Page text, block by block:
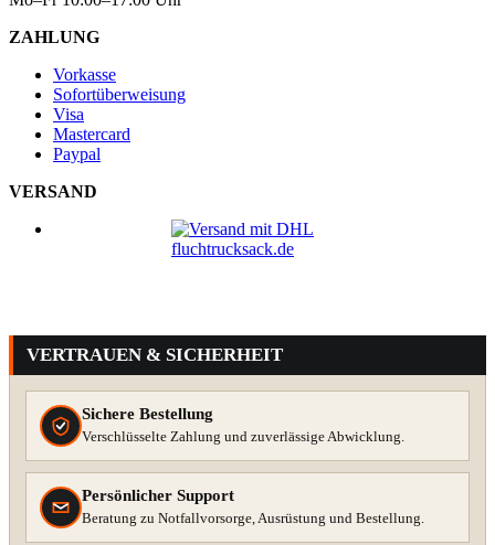
ZAHLUNG
Vorkasse
Sofortüberweisung
Visa
Mastercard
Paypal
VERSAND
VERTRAUEN & SICHERHEIT
Sichere Bestellung
Verschlüsselte Zahlung und zuverlässige Abwicklung.
Persönlicher Support
Beratung zu Notfallvorsorge, Ausrüstung und Bestellung.